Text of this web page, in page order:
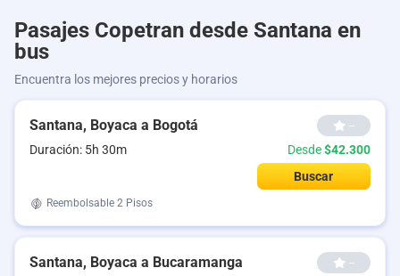
Pasajes Copetran desde Santana en
bus
Encuentra los mejores precios y horarios
Santana, Boyaca a Bogotá
Duración: 5h 30m
--
Desde$42.300
Buscar
Reembolsable 2 Pisos
Santana, Boyaca a Bucaramanga --